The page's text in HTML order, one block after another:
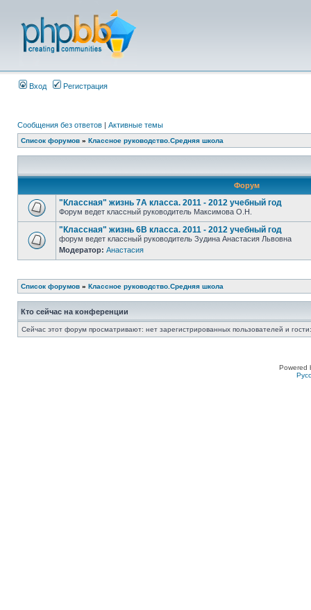
Вход Регистрация
Сообщения без ответов | Активные темы
Список форумов » Классное руководство.Средняя школа
Форум
"Классная" жизнь 7А класса. 2011 - 2012 учебный год
Форум ведет классный руководитель Максимова О.Н.
"Классная" жизнь 6В класса. 2011 - 2012 учебный год
форум ведет классный руководитель Зудина Анастасия Львовна
Модератор: Анастасия
Список форумов » Классное руководство.Средняя школа
Кто сейчас на конференции
Сейчас этот форум просматривают: нет зарегистрированных пользователей и
Powered